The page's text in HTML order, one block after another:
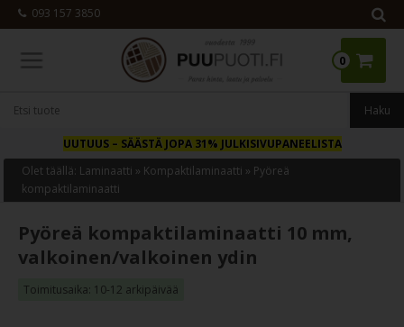
093 157 3850
0
UUTUUS– SÄÄSTÄ JOPA 31% JULKISIVUPANEELISTA
Olet täällä: Laminaatti » Kompaktilaminaatti » Pyöreä
kompaktilaminaatti
Pyöreä kompaktilaminaatti 10 mm,
valkoinen/valkoinen ydin
Toimitusaika: 10-12 arkipäivää